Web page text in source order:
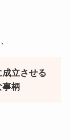
立させる
事柄